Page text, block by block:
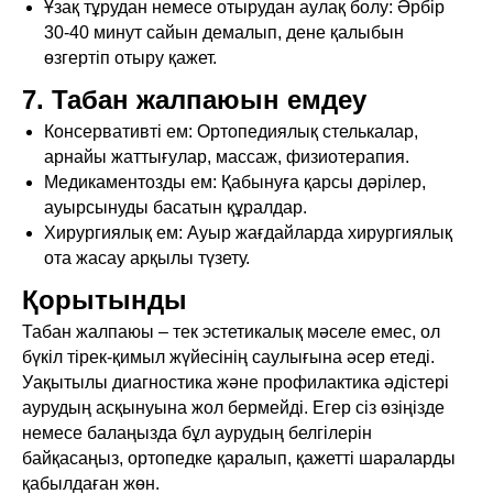
Ұзақ тұрудан немесе отырудан аулақ болу: Әрбір
30-40 минут сайын демалып, дене қалыбын
өзгертіп отыру қажет.
7. Табан жалпаюын емдеу
Консервативті ем: Ортопедиялық стелькалар,
арнайы жаттығулар, массаж, физиотерапия.
Медикаментозды ем: Қабынуға қарсы дәрілер,
ауырсынуды басатын құралдар.
Хирургиялық ем: Ауыр жағдайларда хирургиялық
ота жасау арқылы түзету.
Қорытынды
Табан жалпаюы – тек эстетикалық мәселе емес, ол
бүкіл тірек-қимыл жүйесінің саулығына әсер етеді.
Уақытылы диагностика және профилактика әдістері
аурудың асқынуына жол бермейді. Егер сіз өзіңізде
немесе балаңызда бұл аурудың белгілерін
байқасаңыз, ортопедке қаралып, қажетті шараларды
қабылдаған жөн.